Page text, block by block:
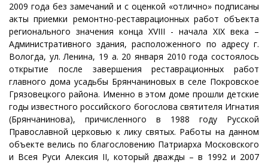
2009 года без замечаний и с оценкой «отлично» подписаны
акты приемки ремонтно-реставрационных работ объекта
регионального значения конца XVIII - начала XIX века –
Административного здания, расположенного по адресу г.
Вологда, ул. Ленина, 19 а. 20 января 2010 года состоялось
открытие после завершения реставрационных работ
главного дома усадьбы Брянчаниновых в селе Покровское
Грязовецкого района. Именно в этом доме прошли детские
годы известного российского богослова святителя Игнатия
(Брянчанинова), причисленного в 1988 году Русской
Православной церковью к лику святых. Работы на данном
объекте велись по благословению Патриарха Московского
и Всея Руси Алексия II, который дважды – в 1992 и 2007